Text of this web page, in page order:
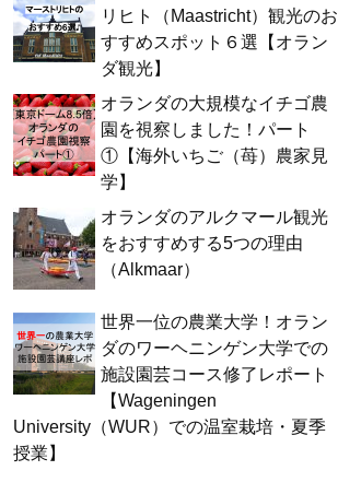
リヒト（Maastricht）観光のお
すすめスポット６選【オラン
ダ観光】
オランダの大規模なイチゴ農
園を視察しました！パート
①【海外いちご（苺）農家見
学】
オランダのアルクマール観光
をおすすめする5つの理由
（Alkmaar）
世界一位の農業大学！オラン
ダのワーヘニンゲン大学での
施設園芸コース修了レポート
【Wageningen
University（WUR）での温室栽培・夏季
授業】